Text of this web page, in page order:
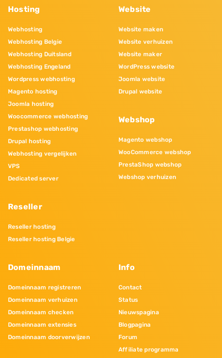
Hosting
Webhosting
Webhosting Belgie
Webhosting Duitsland
Webhosting Engeland
Wordpress webhosting
Magento hosting
Joomla hosting
Woocommerce webhosting
Prestashop webhosting
Drupal hosting
Webhosting vergelijken
VPS
Dedicated server
Reseller
Reseller hosting
Reseller hosting Belgie
Website
Website maken
Website verhuizen
Website maker
WordPress website
Joomla website
Drupal website
Webshop
Magento webshop
WooCommerce webshop
PrestaShop webshop
Webshop verhuizen
Domeinnaam
Domeinnaam registreren
Domeinnaam verhuizen
Domeinnaam checken
Domeinnaam extensies
Domeinnaam doorverwijzen
Info
Contact
Status
Nieuwspagina
Blogpagina
Forum
Affiliate programma